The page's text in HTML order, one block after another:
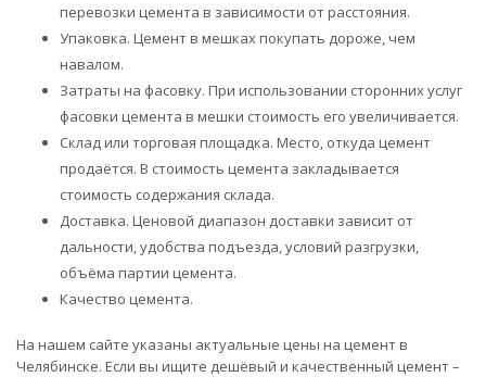
перевозки цемента в зависимости от расстояния.
Упаковка. Цемент в мешках покупать дороже, чем
навалом.
Затраты на фасовку. При использовании сторонних услуг
фасовки цемента в мешки стоимость его увеличивается.
Склад или торговая площадка. Место, откуда цемент
продаётся. В стоимость цемента закладывается
стоимость содержания склада.
Доставка. Ценовой диапазон доставки зависит от
дальности, удобства подъезда, условий разгрузки,
объёма партии цемента.
Качество цемента.
На нашем сайте указаны актуальные цены на цемент в
Челябинске. Если вы ищите дешёвый и качественный цемент –